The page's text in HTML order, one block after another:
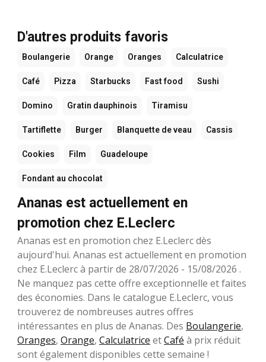
D'autres produits favoris
Boulangerie Orange Oranges Calculatrice
Café Pizza Starbucks Fast food Sushi
Domino Gratin dauphinois Tiramisu
Tartiflette Burger Blanquette de veau Cassis
Cookies Film Guadeloupe
Fondant au chocolat
Ananas est actuellement en
promotion chez E.Leclerc
Ananas est en promotion chez E.Leclerc dès
aujourd'hui. Ananas est actuellement en promotion
chez E.Leclerc à partir de 28/07/2026 - 15/08/2026 .
Ne manquez pas cette offre exceptionnelle et faites
des économies. Dans le catalogue E.Leclerc, vous
trouverez de nombreuses autres offres
intéressantes en plus de Ananas. Des Boulangerie,
Oranges, Orange, Calculatrice etCafé à prix réduit
sont également disponibles cette semaine !